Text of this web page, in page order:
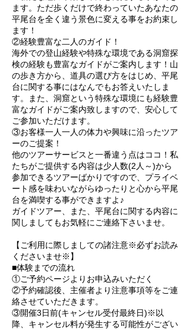
ます。ただ歩くだけで終わっていたあなたの
平尾台を全く違う景色に変える事をお約束し
ます！
②経験豊富な二人のガイド！
海外での登山経験や特殊な環境である洞窟探
検の経験も豊富なガイドがご案内します！山
の歩き方から、道具の選び方をはじめ、平尾
台に関する事にはなんでもお答えいたしま
す。また、洞窟という特殊な環境にも経験豊
富なガイドがご案内致しますので、安心して
ご参加いただけます。
③お客様一人一人の体力や興味に沿ったツア
ーのご提案！
他のツアーサービスと一番違う点はココ！私
たちがご提供する内容は少人数(2人～)から
参加できるツアーばかりですので、プライベ
ート感を味わいながらゆったりと心から平尾
台を満喫する事ができますよ♪
ガイドツアー、また、平尾台に関する内容に
関しましてもお気軽にご連絡下さいませ。
【ご利用に際しましての諸注意※必ずお読み
くださいませ※】
■体験までの流れ
①ご予約ページよりお申込みいただく
②予約確認後、主催者より注意事項等をご連
絡させていただきます。
③開催3日前(キャンセル受付最終日)※以
降、キャンセル料が発生する可能性がござい